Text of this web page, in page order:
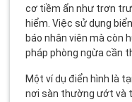
cơ tiềm ẩn như trơn
hiểm. Việc sử dụng
báo nhân viên mà còn
pháp phòng ngừa cần
Một ví dụ điển hình là
nơi sàn thường ướt và